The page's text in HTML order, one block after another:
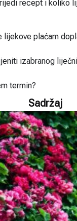
recept i koliko
lijekove plaćam
izabranog
termin?
Sadržaj